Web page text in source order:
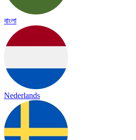
বাংলা
Nederlands